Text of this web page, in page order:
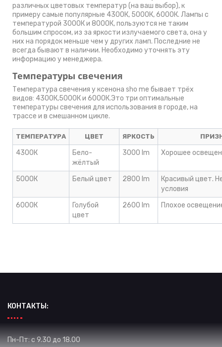
различных цветовых температур (на ваш выбор), к
примеру самые популярные 4300К, 5000К, 6000К. Лампы с
температурой 3000К и 8000К, пользуются не таким
большим спросом, из за яркости излучаемого света, она у
них на порядок меньше чем у других ламп. Последние не
всегда бывают в наличии. Необходимо уточнять эту
информацию у менеджера.
Температуры свечения
Температура свечения у ксенона sho me бывает трёх
видов: 4300К,5000К и 6000К.Это три оптимальные
температуры свечения для использования в городе, на
трассе и в смешанном цикле.
ТЕМПЕРАТУРА ЦВЕТ ЯРКОСТЬ
4300К
Бело-
жёлтый
3000 lm Хорошее
5000К Белый цвет 2800 lm
Красивый цвет.
условия
6000К
Голубой
цвет
2600 lm Плохое
КОНТАКТЫ:
Пн-Пт: с 9.30 до 18.00